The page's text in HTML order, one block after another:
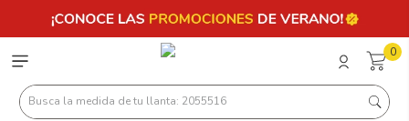
0
Busca la medida de tu llanta: 2055516